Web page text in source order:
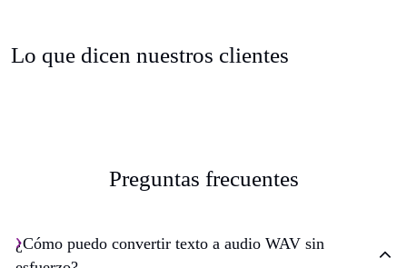
Lo que dicen nuestros clientes
Preguntas frecuentes
¿Cómo puedo convertir texto a audio WAV sin